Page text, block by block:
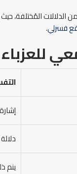
المُختلفة،
فسرلي.
للعزباء
ينم